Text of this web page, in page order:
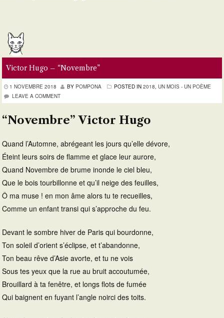
Victor Hugo – “Novembre”
1 NOVEMBRE 2018 BY POMPONA POSTED IN 2018 UN MOIS - UN POÈME
LEAVE A COMMENT
“Novembre” Victor Hugo
Quand l’Automne, abrégeant les jours qu’elle dévore,
Éteint leurs soirs de flamme et glace leur aurore,
Quand Novembre de brume inonde le ciel bleu,
Que le bois tourbillonne et qu’il neige des feuilles,
Ô ma muse ! en mon âme alors tu te recueilles,
Comme un enfant transi qui s’approche du feu.
Devant le sombre hiver de Paris qui bourdonne,
Ton soleil d’orient s’éclipse, et t’abandonne,
Ton beau rêve d’Asie avorte, et tu ne vois
Sous tes yeux que la rue au bruit accoutumée,
Brouillard à ta fenêtre, et longs flots de fumée
Qui baignent en fuyant l’angle noirci des toits.